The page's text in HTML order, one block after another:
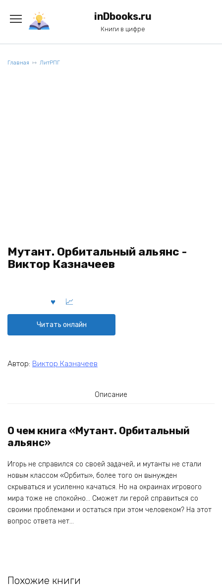
содержанию
inDbooks.ru
Книги в цифре
Главная ЛитРПГ
Мутант. Орбитальный альянс -
Виктор Казначеев
Читать онлайн
Автор: Виктор Казначеев
Описание
О чем книга «Мутант. Орбитальный
альянс»
Игорь не справился со своей задачей, и мутанты не стали
новым классом «Орбиты», более того он вынужден
скрываться и усиленно качаться. Но на окраинах игрового
мира тоже не спокойно… Сможет ли герой справиться со
своими проблемами и остаться при этом человеком? На этот
вопрос ответа нет…
Похожие книги